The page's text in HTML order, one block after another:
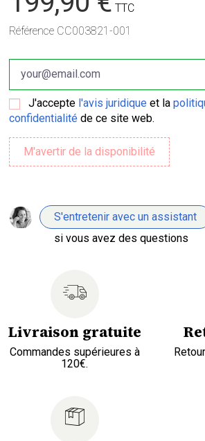
TTC
Référence CC003821-001
J'accepte l'avis juridique et la
confidentialité de ce site web.
S'entretenir avec un assistant
si vous avez des questions
Livraison gratuite
Commandes supérieures à
120€.